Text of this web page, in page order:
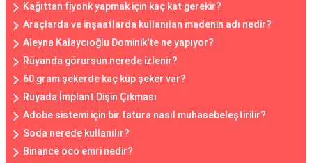
Kağıttan fiyonk yapmak için kaç kat gerekir?
Araçlarda ve inşaatlarda kullanılan madenin adı nedir?
Aleyna Kalaycıoğlu Dominik'te ne yapıyor?
Rüyanda görursun nerede izlenir?
60 gram şekerde kaç küp şeker var?
Rüyada İmplant Dişin Çıkması
Adobe sistemi için bir fatura nasıl muhasebeleştirilir?
Soda nerede kullanılır?
Binance oco emri nedir?